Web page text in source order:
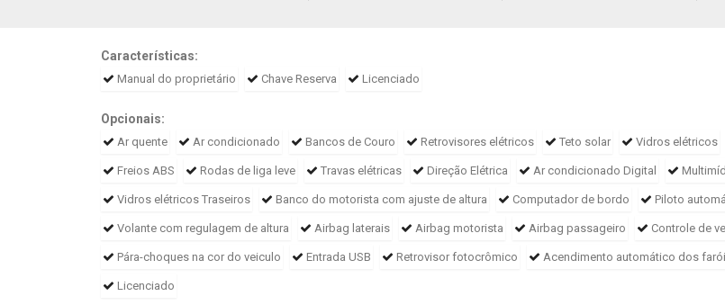
Características:
Manual do proprietário Chave Reserva Licenciado
Opcionais:
Ar quente Ar condicionado Bancos de Couro Retrovisores elétricos Teto solar Vidros elétricos
Freios ABS Rodas de liga leve Travas elétricas Direção Elétrica Ar condicionado Digital
Vidros elétricos Traseiros Banco do motorista com ajuste de altura Computador de bordo Piloto
Volante com regulagem de altura Airbag laterais Airbag motorista Airbag passageiro Controle de
Pára-choques na cor do veiculo Entrada USB Retrovisor fotocrômico Acendimento automático dos
Licenciado